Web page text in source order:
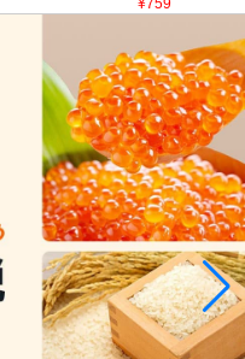
¥759